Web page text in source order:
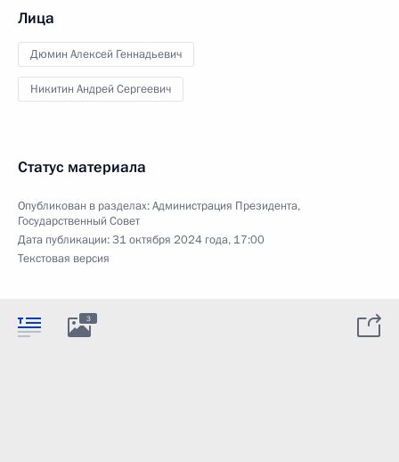
Лица
Дюмин Алексей Геннадьевич
Никитин Андрей Сергеевич
Статус материала
Опубликован в разделах:Администрация Президента,
Государственный Совет
Дата публикации:31 октября 2024 года, 17:00
Текстовая версия
3